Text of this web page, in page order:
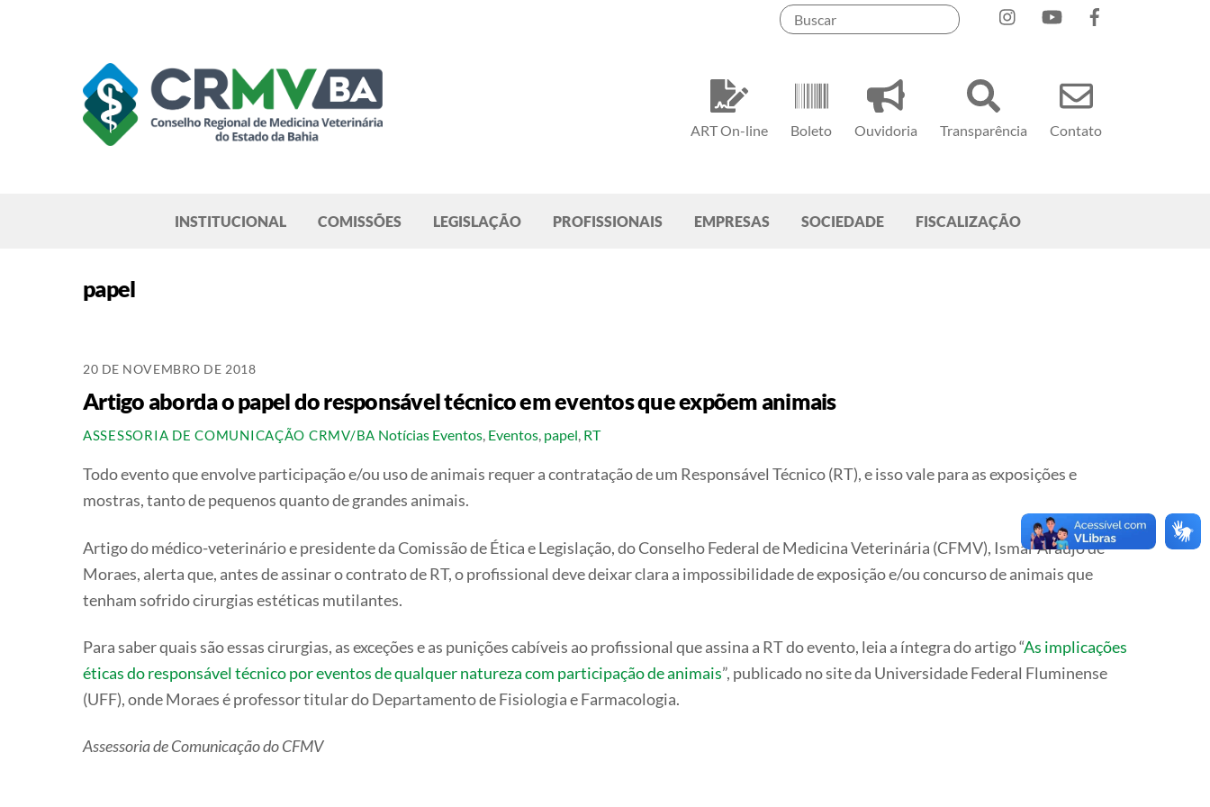
ART On-line Boleto Ouvidoria Transparência Contato
InstagramYouTube
INSTITUCIONAL COMISSÕES LEGISLAÇÃO PROFISSIONAIS EMPRESAS SOCIEDADE FISCALIZAÇÃO
papel
20 DE NOVEMBRO DE 2018
Artigo aborda o papel do responsável técnico em eventos que expõem animais
ASSESSORIA DE COMUNICAÇÃO CRMV/BA Notícias Eventos, Eventos, papel, RT
Todo evento que envolve participação e/ou uso de animais requer a contratação de um Responsável Técnico (RT), e isso vale para as exposições e
mostras, tanto de pequenos quanto de grandes animais.
Artigo do médico-veterinário e presidente da Comissão de Ética e Legislação, do Conselho Federal de Medicina Veterinária (CFMV), Ismar Araujo de
Moraes, alerta que, antes de assinar o contrato de RT, o profissional deve deixar clara a impossibilidade de exposição e/ou concurso de animais que
tenham sofrido cirurgias estéticas mutilantes.
Para saber quais são essas cirurgias, as exceções e as punições cabíveis ao profissional que assina a RT do evento, leia a íntegra do artigo “As implicações
éticas do responsável técnico por eventos de qualquer natureza com participação de animais”, publicado no site da Universidade Federal Fluminense
(UFF), onde Moraes é professor titular do Departamento de Fisiologia e Farmacologia.
Assessoria de Comunicação do CFMV